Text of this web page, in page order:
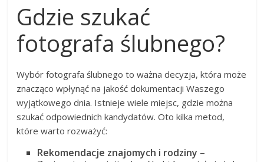
Gdzie szukać
fotografa ślubnego?
Wybór fotografa ślubnego to ważna decyzja, która może
znacząco wpłynąć na jakość dokumentacji Waszego
wyjątkowego dnia. Istnieje wiele miejsc, gdzie można
szukać odpowiednich kandydatów. Oto kilka metod,
które warto rozważyć:
Rekomendacje znajomych i rodziny –